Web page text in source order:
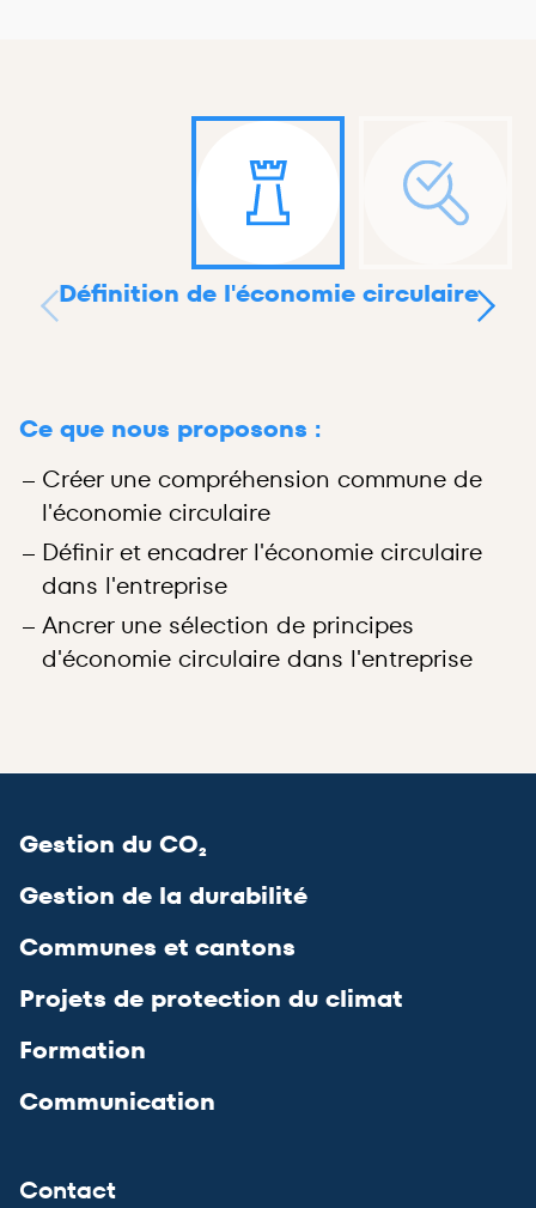
Définition de l'économie circulaire
Ce que nous proposons :
Créer une compréhension commune de
l'économie circulaire
Définir et encadrer l'économie circulaire
dans l'entreprise
Ancrer une sélection de principes
d'économie circulaire dans l'entreprise
Gestion du CO₂
Gestion de la durabilité
Communes et cantons
Projets de protection du climat
Formation
Communication
Contact